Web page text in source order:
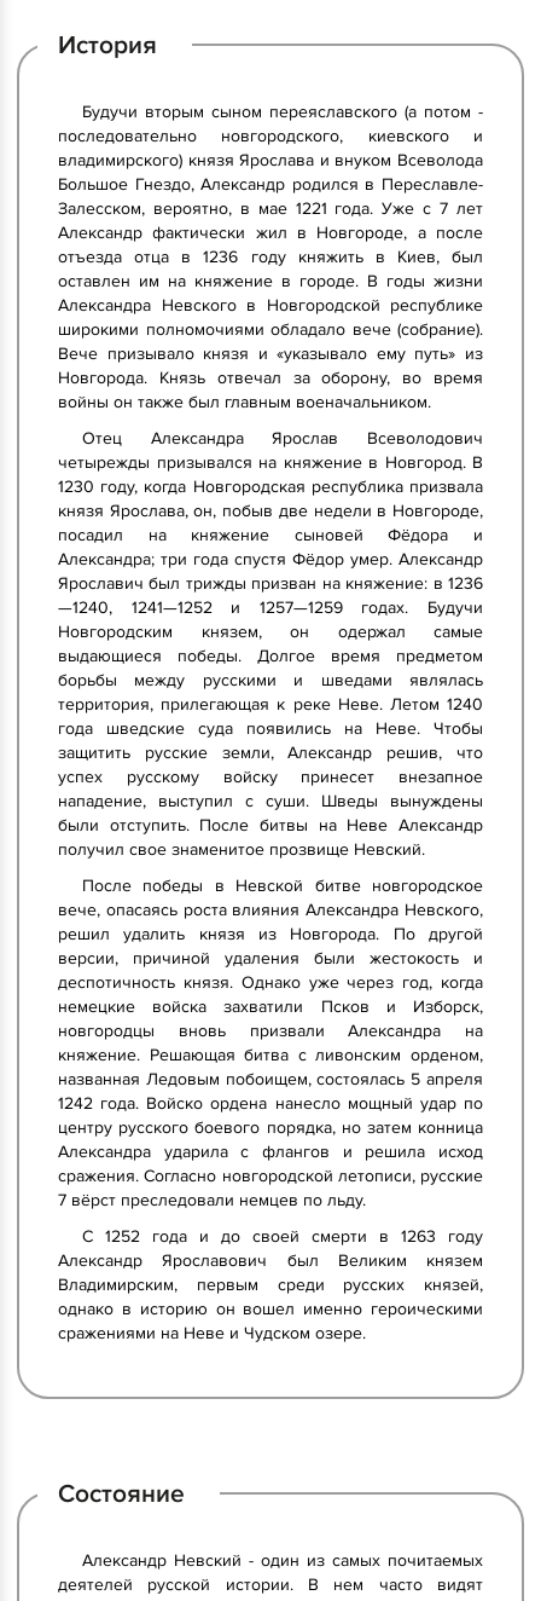
История
Будучи вторым сыном переяславского (а потом -
последовательно новгородского, киевского и
владимирского) князя Ярослава и внуком Всеволода
Большое Гнездо, Александр родился в Переславле-
Залесском, вероятно, в мае 1221 года. Уже с 7 лет
Александр фактически жил в Новгороде, а после
отъезда отца в 1236 году княжить в Киев, был
оставлен им на княжение в городе. В годы жизни
Александра Невского в Новгородской республике
широкими полномочиями обладало вече (собрание).
Вече призывало князя и «указывало ему путь» из
Новгорода. Князь отвечал за оборону, во время
войны он также был главным военачальником.
Отец Александра Ярослав Всеволодович
четырежды призывался на княжение в Новгород. В
1230 году, когда Новгородская республика призвала
князя Ярослава, он, побыв две недели в Новгороде,
посадил на княжение сыновей Фёдора и
Александра; три года спустя Фёдор умер. Александр
Ярославич был трижды призван на княжение: в 1236
—1240, 1241—1252 и 1257—1259 годах. Будучи
Новгородским князем, он одержал самые
выдающиеся победы. Долгое время предметом
борьбы между русскими и шведами являлась
территория, прилегающая к реке Неве. Летом 1240
года шведские суда появились на Неве. Чтобы
защитить русские земли, Александр решив, что
успех русскому войску принесет внезапное
нападение, выступил с суши. Шведы вынуждены
были отступить. После битвы на Неве Александр
получил свое знаменитое прозвище Невский.
После победы в Невской битве новгородское
вече, опасаясь роста влияния Александра Невского,
решил удалить князя из Новгорода. По другой
версии, причиной удаления были жестокость и
деспотичность князя. Однако уже через год, когда
немецкие войска захватили Псков и Изборск,
новгородцы вновь призвали Александра на
княжение. Решающая битва с ливонским орденом,
названная Ледовым побоищем, состоялась 5 апреля
1242 года. Войско ордена нанесло мощный удар по
центру русского боевого порядка, но затем конница
Александра ударила с флангов и решила исход
сражения. Согласно новгородской летописи, русские
7 вёрст преследовали немцев по льду.
С 1252 года и до своей смерти в 1263 году
Александр Ярославович был Великим князем
Владимирским, первым среди русских князей,
однако в историю он вошел именно героическими
сражениями на Неве и Чудском озере.
Состояние
Александр Невский - один из самых почитаемых
деятелей русской истории. В нем часто видят